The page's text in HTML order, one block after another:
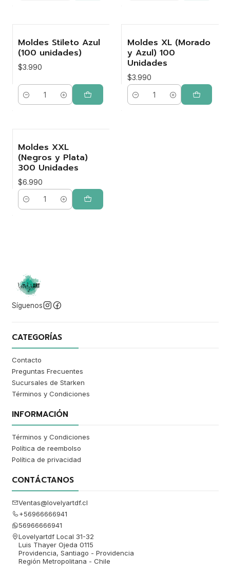
Moldes Stileto Azul
(100 unidades)
$3.990
Cantidad
Moldes XL (Morado
y Azul) 100
Unidades
$3.990
Cantidad
Moldes XXL
(Negros y Plata)
300 Unidades
$6.990
Cantidad
Síguenos
CATEGORÍAS
Contacto
Preguntas Frecuentes
Sucursales de Starken
Términos y Condiciones
INFORMACIÓN
Términos y Condiciones
Política de reembolso
Política de privacidad
CONTÁCTANOS
Ventas@lovelyartdf.cl
+56966666941
56966666941
Lovelyartdf Local 31-32
Luis Thayer Ojeda 0115
Providencia, Santiago - Providencia
Región Metropolitana - Chile